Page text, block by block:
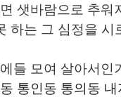
샛바람으로 추워
하는 그 심정을 시
들 모여 살아서인
통인동 통의동